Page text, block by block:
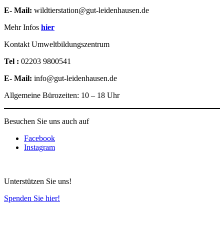
E- Mail: wildtierstation@gut-leidenhausen.de
Mehr Infos hier
Kontakt Umweltbildungszentrum
Tel : 02203 9800541
E- Mail: info@gut-leidenhausen.de
Allgemeine Bürozeiten: 10 – 18 Uhr
Besuchen Sie uns auch auf
Facebook
Instagram
Unterstützen Sie uns!
Spenden Sie hier!